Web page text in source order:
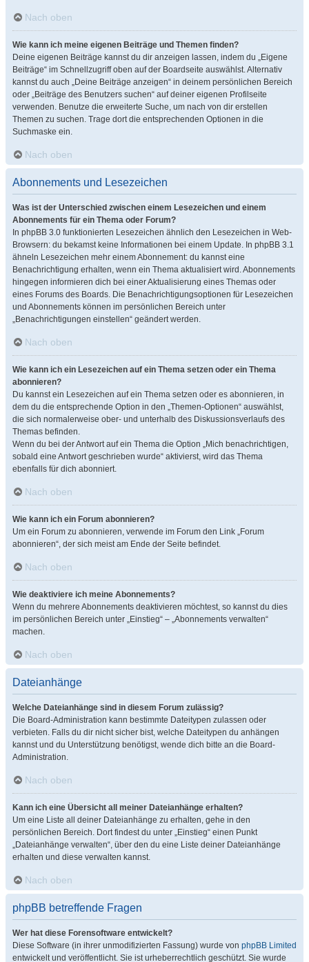
Nach oben
Wie kann ich meine eigenen Beiträge und Themen finden?
Deine eigenen Beiträge kannst du dir anzeigen lassen, indem du „Eigene
Beiträge“ im Schnellzugriff oben auf der Boardseite auswählst. Alternativ
kannst du auch „Deine Beiträge anzeigen“ in deinem persönlichen Bereich
oder „Beiträge des Benutzers suchen“ auf deiner eigenen Profilseite
verwenden. Benutze die erweiterte Suche, um nach von dir erstellen
Themen zu suchen. Trage dort die entsprechenden Optionen in die
Suchmaske ein.
Nach oben
Abonnements und Lesezeichen
Was ist der Unterschied zwischen einem Lesezeichen und einem
Abonnements für ein Thema oder Forum?
In phpBB 3.0 funktionierten Lesezeichen ähnlich den Lesezeichen in Web-
Browsern: du bekamst keine Informationen bei einem Update. In phpBB 3.1
ähneln Lesezeichen mehr einem Abonnement: du kannst eine
Benachrichtigung erhalten, wenn ein Thema aktualisiert wird. Abonnements
hingegen informieren dich bei einer Aktualisierung eines Themas oder
eines Forums des Boards. Die Benachrichtigungsoptionen für Lesezeichen
und Abonnements können im persönlichen Bereich unter
„Benachrichtigungen einstellen“ geändert werden.
Nach oben
Wie kann ich ein Lesezeichen auf ein Thema setzen oder ein Thema
abonnieren?
Du kannst ein Lesezeichen auf ein Thema setzen oder es abonnieren, in
dem du die entsprechende Option in den „Themen-Optionen“ auswählst,
die sich normalerweise ober- und unterhalb des Diskussionsverlaufs des
Themas befinden.
Wenn du bei der Antwort auf ein Thema die Option „Mich benachrichtigen,
sobald eine Antwort geschrieben wurde“ aktivierst, wird das Thema
ebenfalls für dich abonniert.
Nach oben
Wie kann ich ein Forum abonnieren?
Um ein Forum zu abonnieren, verwende im Forum den Link „Forum
abonnieren“, der sich meist am Ende der Seite befindet.
Nach oben
Wie deaktiviere ich meine Abonnements?
Wenn du mehrere Abonnements deaktivieren möchtest, so kannst du dies
im persönlichen Bereich unter „Einstieg“ – „Abonnements verwalten“
machen.
Nach oben
Dateianhänge
Welche Dateianhänge sind in diesem Forum zulässig?
Die Board-Administration kann bestimmte Dateitypen zulassen oder
verbieten. Falls du dir nicht sicher bist, welche Dateitypen du anhängen
kannst und du Unterstützung benötigst, wende dich bitte an die Board-
Administration.
Nach oben
Kann ich eine Übersicht all meiner Dateianhänge erhalten?
Um eine Liste all deiner Dateianhänge zu erhalten, gehe in den
persönlichen Bereich. Dort findest du unter „Einstieg“ einen Punkt
„Dateianhänge verwalten“, über den du eine Liste deiner Dateianhänge
erhalten und diese verwalten kannst.
Nach oben
phpBB betreffende Fragen
Wer hat diese Forensoftware entwickelt?
Diese Software (in ihrer unmodifizierten Fassung) wurde von phpBB Limited
entwickelt und veröffentlicht. Sie ist urheberrechtlich geschützt. Sie wurde